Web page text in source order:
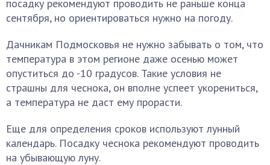
посадку рекомендуют проводить не раньше конца
сентября, но ориентироваться нужно на погоду.
Дачникам Подмосковья не нужно забывать о том, что
температура в этом регионе даже осенью может
опуститься до -10 градусов. Такие условия не
страшны для чеснока, он вполне успеет укорениться,
а температура не даст ему прорасти.
Еще для определения сроков используют лунный
календарь. Посадку чеснока рекомендуют проводить
на убывающую луну.